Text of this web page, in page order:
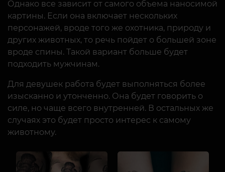
Однако все зависит от самого объема наносимой
картины. Если она включает нескольких
персонажей, вроде того же охотника, природу и
других животных, то речь пойдет о большей зоне
вроде спины. Такой вариант больше будет
подходить мужчинам.
Для девушек работа будет выполняться более
изысканно и утонченно. Она будет говорить о
силе, но чаще всего внутренней. В остальных же
случаях это будет просто интерес к самому
животному.